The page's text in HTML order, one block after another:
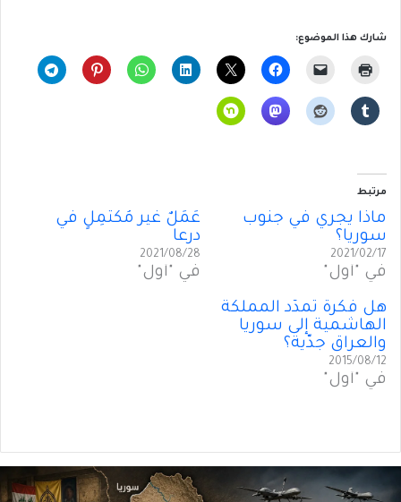
شارك هذا الموضوع:
مرتبط
ماذا يجري في جنوب
سوريا؟
2021/02/17
في "أول"
عَمَلٌ غير مُكتَمِلٍ في
درعا
2021/08/28
في "أول"
هل فكرة تمدّد المملكة
الهاشمية إلى سوريا
والعراق جدّية؟
2015/08/12
في "أول"